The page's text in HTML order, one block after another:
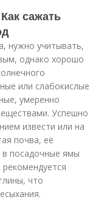
сажать
нужно учитывать,
однако хорошо
или слабокислые
умеренно
Успешно
извести или на
почва, её
посадочные ямы
что